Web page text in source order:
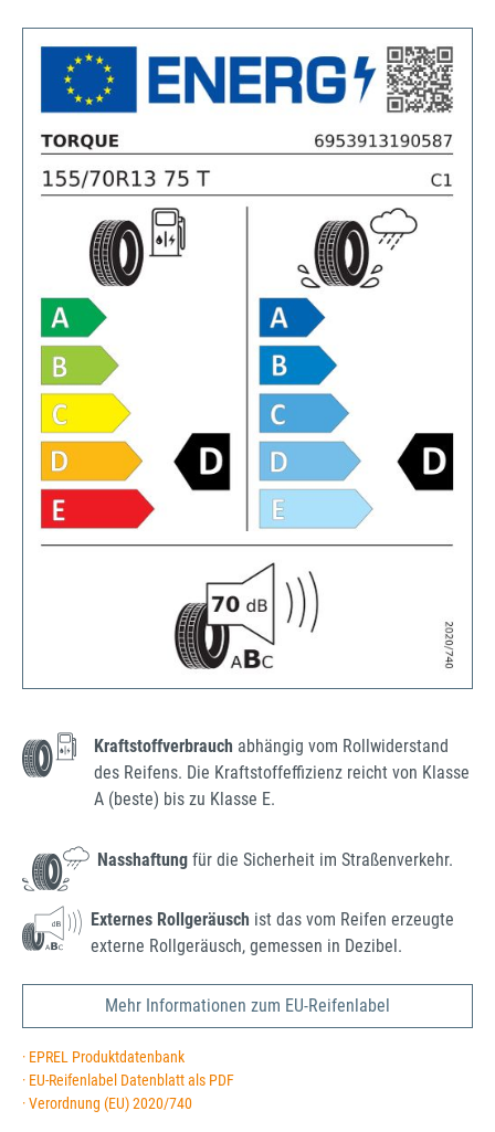
Kraftstoffverbrauch abhängig vom Rollwiderstand
des Reifens. Die Kraftstoffeffizienz reicht von Klasse
A (beste) bis zu Klasse E.
Nasshaftung für die Sicherheit im Straßenverkehr.
Externes Rollgeräusch ist das vom Reifen erzeugte
externe Rollgeräusch, gemessen in Dezibel.
Mehr Informationen zum EU-Reifenlabel
· EPREL Produktdatenbank
· EU-Reifenlabel Datenblatt als PDF
· Verordnung (EU) 2020/740